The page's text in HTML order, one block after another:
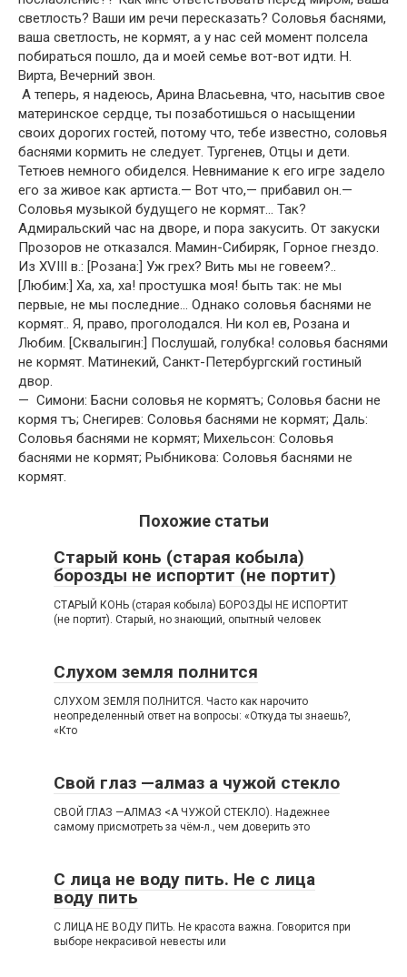
светлость? Ваши им речи пересказать? Соловья баснями,
ваша светлость, не кормят, а у нас сей момент полсела
побираться пошло, да и моей семье вот-вот идти. Н.
Вирта, Вечерний звон.
А теперь, я надеюсь, Арина Власьевна, что, насытив свое
материнское сердце, ты позаботишься о насыщении
своих дорогих гостей, потому что, тебе известно, соловья
баснями кормить не следует. Тургенев, Отцы и дети.
Тетюев немного обиделся. Невнимание к его игре задело
его за живое как артиста.— Вот что,— прибавил он.—
Соловья музыкой будущего не кормят… Так?
Адмиральский час на дворе, и пора закусить. От закуски
Прозоров не отказался. Мамин-Сибиряк, Горное гнездо.
Из XVIII в.: [Розана:] Уж грех? Вить мы не говеем?..
[Любим:] Ха, ха, ха! простушка моя! быть так: не мы
первые, не мы последние… Однако соловья баснями не
кормят.. Я, право, проголодался. Ни кол ев, Розана и
Любим. [Сквалыгин:] Послушай, голубка! соловья баснями
не кормят. Матинекий, Санкт-Петербургский гостиный
двор.
— Симони: Басни соловья не кормятъ; Соловья басни не
кормя тъ; Снегирев: Соловья баснями не кормят; Даль:
Соловья баснями не кормят; Михельсон: Соловья
баснями не кормят; Рыбникова: Соловья баснями не
кормят.
Похожие статьи
Старый конь (старая кобыла)
борозды не испортит (не портит)
СТАРЫЙ КОНЬ (старая кобыла) БОРОЗДЫ НЕ ИСПОРТИТ
(не портит). Старый, но знающий, опытный человек
Слухом земля полнится
СЛУХОМ ЗЕМЛЯ ПОЛНИТСЯ. Часто как нарочито
неопределенный ответ на вопросы: «Откуда ты знаешь?,
«Кто
Свой глаз —алмаз а чужой стекло
СВОЙ ГЛАЗ —АЛМАЗ <А ЧУЖОЙ СТЕКЛО). Надежнее
самому присмотреть за чём-л., чем доверить это
С лица не воду пить. Не с лица
воду пить
С ЛИЦА НЕ ВОДУ ПИТЬ. Не красота важна. Говорится при
выборе некрасивой невесты или